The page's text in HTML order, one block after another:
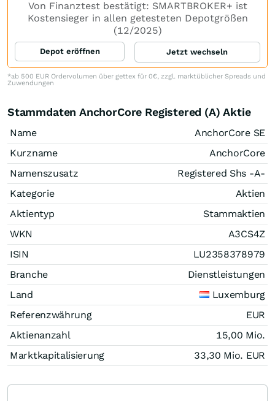
Von Finanztest bestätigt: SMARTBROKER+ ist
Kostensieger in allen getesteten Depotgrößen
(12/2025)
Depot eröffnen Jetzt wechseln
*ab 500 EUR Ordervolumen über gettex für 0€, zzgl. marktüblicher Spreads und
Zuwendungen
Stammdaten AnchorCore Registered (A) Aktie
Name
AnchorCore SE
Kurzname
AnchorCore
Namenszusatz
Registered Shs -A-
Kategorie
Aktien
Aktientyp
Stammaktien
WKN
A3CS4Z
ISIN
LU2358378979
Branche
Dienstleistungen
Land
Luxemburg
Referenzwährung
EUR
Aktienanzahl
15,00 Mio.
Marktkapitalisierung
33,30 Mio. EUR